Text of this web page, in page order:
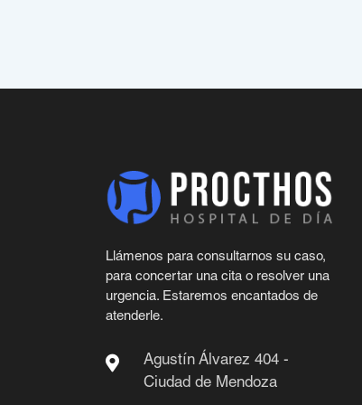
Llámenos para consultarnos su caso,
para concertar una cita o resolver una
urgencia. Estaremos encantados de
atenderle.
Agustín Álvarez 404 -
Ciudad de Mendoza